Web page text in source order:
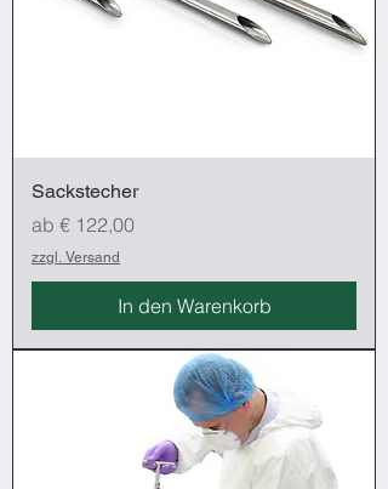
Sackstecher
ab € 122,00
Sale-Preis
zzgl. Versand
In den Warenkorb